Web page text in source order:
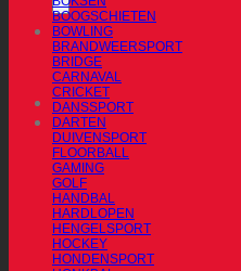
BOOGSCHIETEN
BOWLING
BRANDWEERSPORT
BRIDGE
CARNAVAL
CRICKET
DANSSPORT
DARTEN
DUIVENSPORT
FLOORBALL
GAMING
GOLF
HANDBAL
HARDLOPEN
HENGELSPORT
HOCKEY
HONDENSPORT